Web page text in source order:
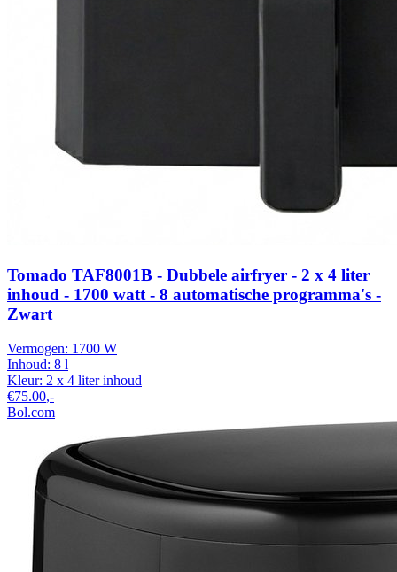
Tomado TAF8001B - Dubbele airfryer - 2 x 4 liter
inhoud - 1700 watt - 8 automatische programma's -
Zwart
Vermogen: 1700 W
Inhoud: 8 l
Kleur: 2 x 4 liter inhoud
€75.00,-
Bol.com